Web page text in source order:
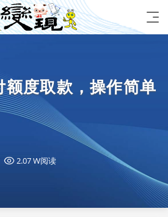
度取款，操作简单
2.07 W阅读